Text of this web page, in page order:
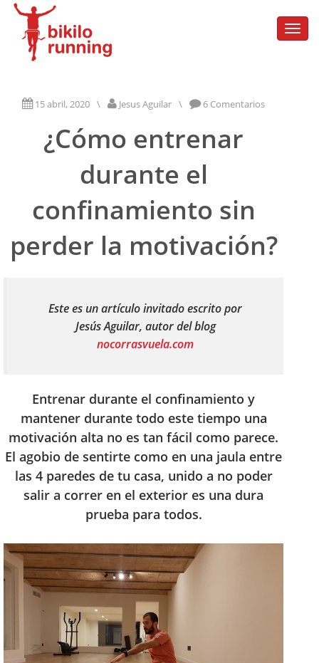
15 abril, 2020 \ Jesus Aguilar \ 6 Comentarios
¿Cómo entrenar
durante el
confinamiento sin
perder la motivación?
Este es un artículo invitado escrito por
Jesús Aguilar, autor del blog
nocorrasvuela.com
Entrenar durante el confinamiento y
mantener durante todo este tiempo una
motivación alta no es tan fácil como parece.
El agobio de sentirte como en una jaula entre
las 4 paredes de tu casa, unido a no poder
salir a correr en el exterior es una dura
prueba para todos.